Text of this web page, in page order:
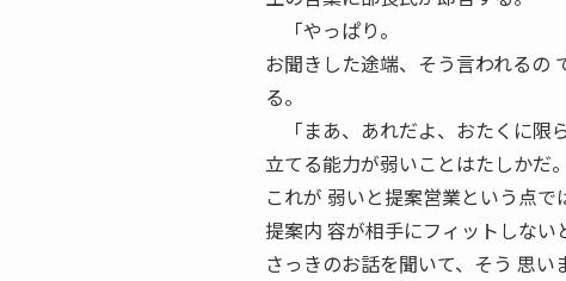
「やっぱり。
お聞きした途端、そう言われる
る。
「まあ、あれだよ、おたくに限
立てる能力が弱いことはたしかだ。
これが 弱いと提案営業という点で
提案内 容が相手にフィットしな
さっきのお話を聞いて、そう 思